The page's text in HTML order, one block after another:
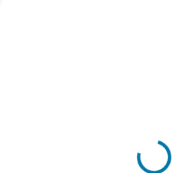
Odyssey Season Pass -